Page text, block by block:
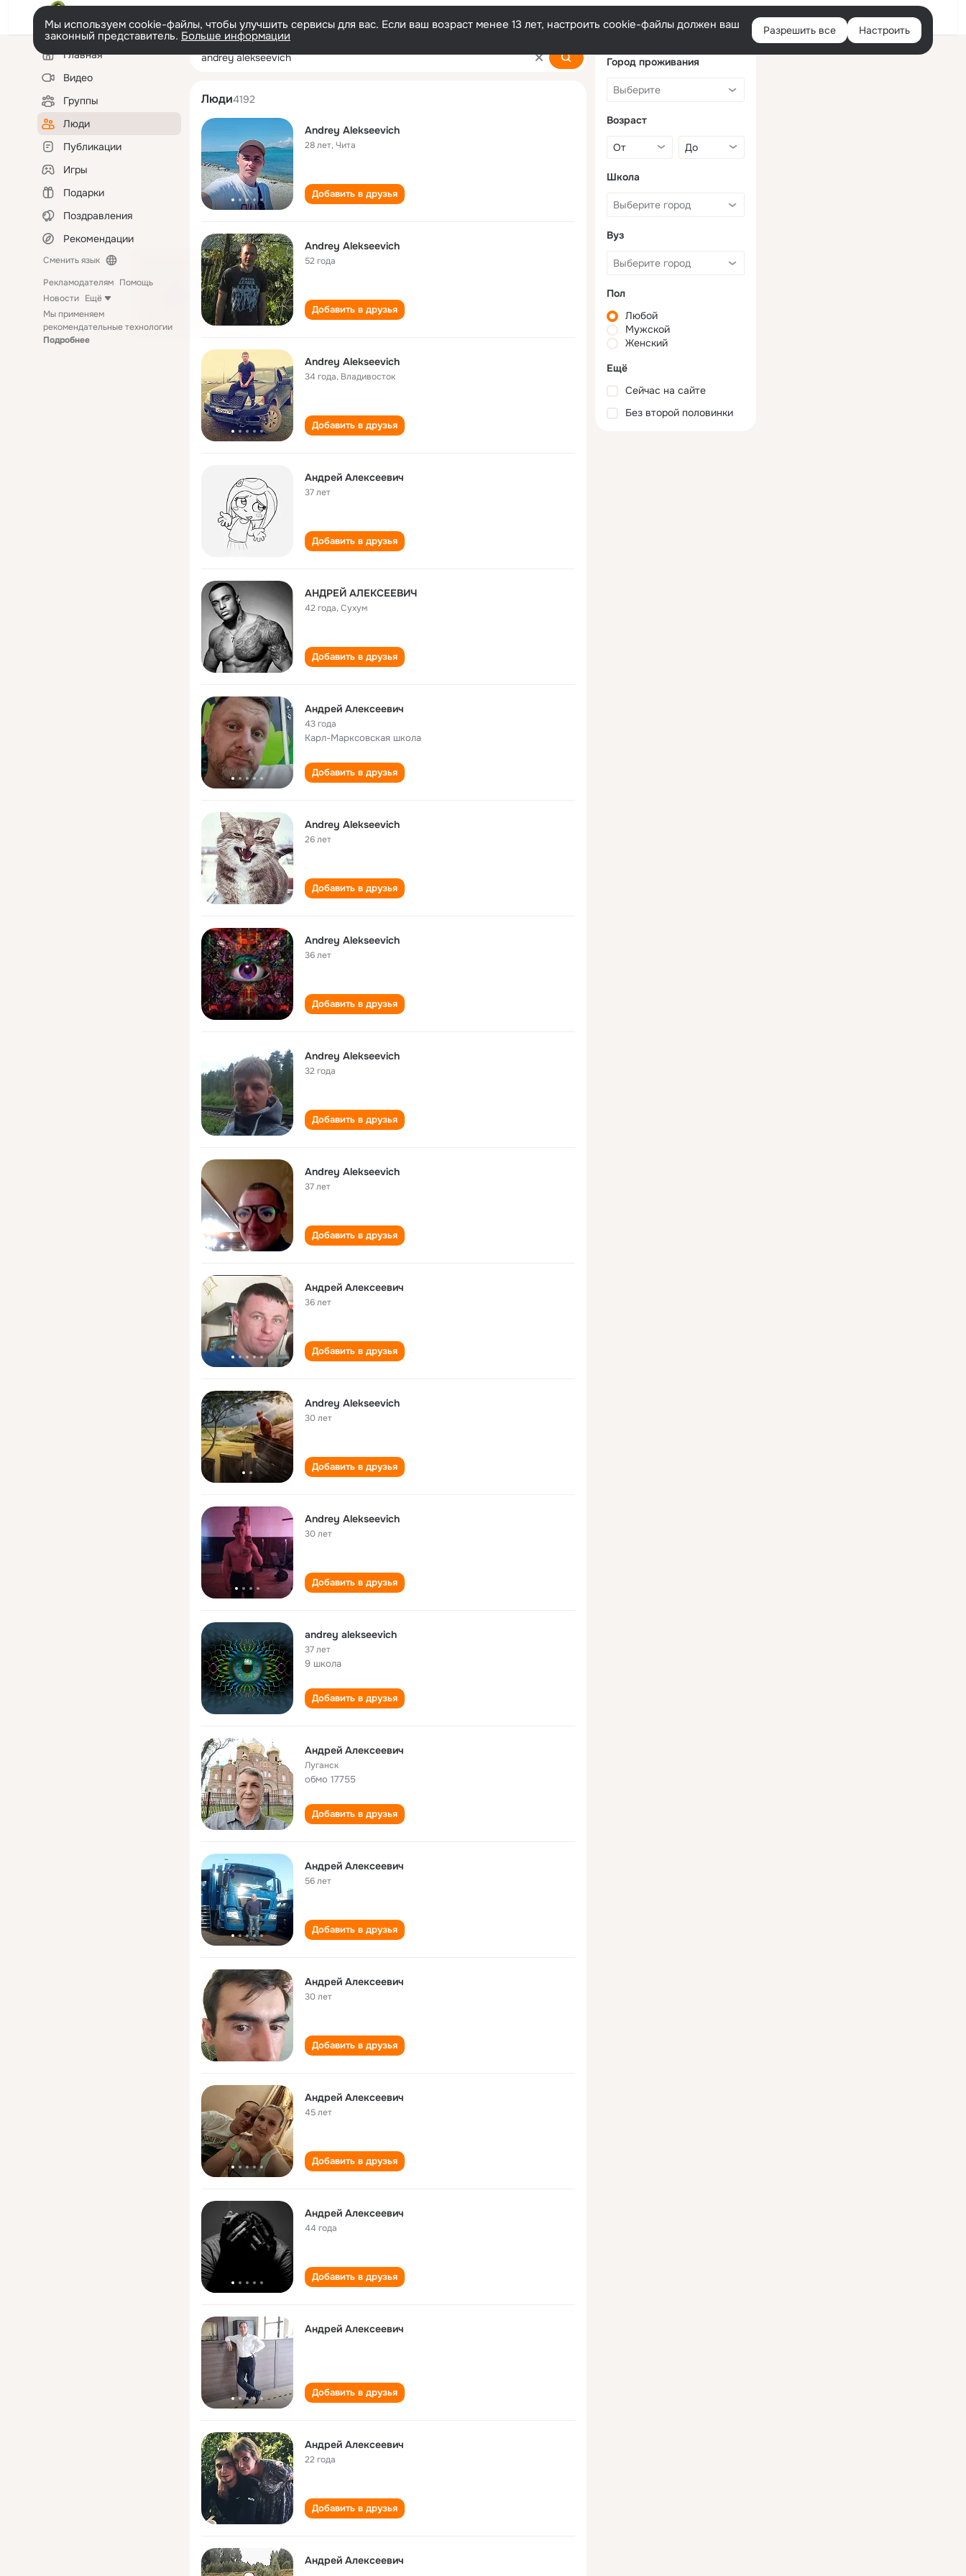
Войти
Мы используем cookie-файлы, чтобы улучшить сервисы для вас. Если ваш возраст менее 13 лет, настроить cookie-файлы должен ваш
законный представитель. Больше информации Разрешить все Настроить
Левая
колонкаГлавная
Видео
Группы
Люди
Публикации
Игры
Подарки
Поздравления
Рекомендации
Сменить язык
Рекламодателям Помощь
Новости Ещё
Мы применяем
рекомендательные технологии
Подробнее
andrey alekseevich
Люди4192
Andrey Alekseevich
28 лет,Чита
Добавить в друзья
Andrey Alekseevich
52 года
Добавить в друзья
Andrey Alekseevich
34 года, Владивосток
Добавить в друзья
Андрей Алексеевич
37 лет
Добавить в друзья
АНДРЕЙ АЛЕКСЕЕВИЧ
42 года,Сухум
Добавить в друзья
Андрей Алексеевич
43 года
Карл-Марксовская школа
Добавить в друзья
Andrey Alekseevich
26 лет
Добавить в друзья
Andrey Alekseevich
36 лет
Добавить в друзья
Andrey Alekseevich
32 года
Добавить в друзья
Andrey Alekseevich
37 лет
Добавить в друзья
Андрей Алексеевич
36 лет
Добавить в друзья
Andrey Alekseevich
30 лет
Добавить в друзья
Andrey Alekseevich
30 лет
Добавить в друзья
andrey alekseevich
37 лет
9 школа
Добавить в друзья
Андрей Алексеевич
Луганск
обмо 17755
Добавить в друзья
Андрей Алексеевич
56 лет
Добавить в друзья
Андрей Алексеевич
30 лет
Добавить в друзья
Андрей Алексеевич
45 лет
Добавить в друзья
Андрей Алексеевич
44 года
Добавить в друзья
Андрей Алексеевич
Добавить в друзья
Андрей Алексеевич
22 года
Добавить в друзья
Андрей Алексеевич
Город проживания
Возраст
Школа
Вуз
Пол
Любой
Мужской
Женский
Ещё
Сейчас на сайте
Без второй половинки